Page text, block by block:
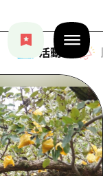
活動